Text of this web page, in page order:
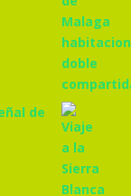
de